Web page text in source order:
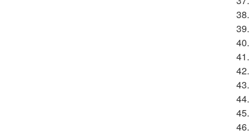
38.
39.
40.
41.
42.
43.
44.
45.
46.